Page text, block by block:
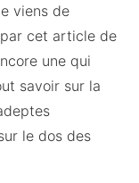
viens de
cet article de
une qui
savoir sur la
le dos des